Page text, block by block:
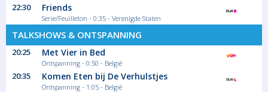
22:30 Friends
Serie/Feuilleton - 0:35 - Verenigde Staten
TALKSHOWS & ONTSPANNING
20:25 Met Vier in Bed
Ontspanning - 0:50 - België
20:35 Komen Eten bij De Verhulstjes
Ontspanning - 1:05 - België